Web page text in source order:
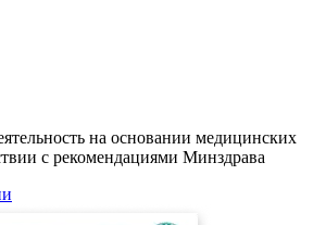
на основании медицинских
с рекомендациями Минздрава